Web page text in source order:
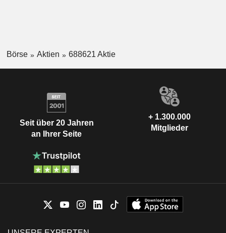
Börse Aktien 688621 Aktie
Seit über 20 Jahren
an Ihrer Seite
+ 1.300.000
Mitglieder